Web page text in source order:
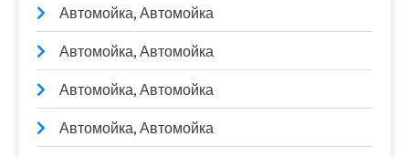
Автомойка, Автомойка
Автомойка, Автомойка
Автомойка, Автомойка
Автомойка, Автомойка